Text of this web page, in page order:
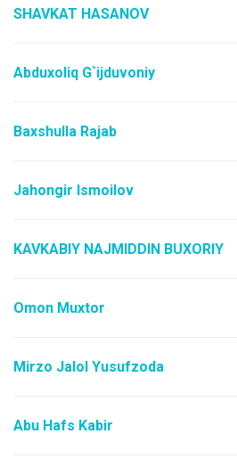
SHAVKAT HASANOV
Abduxoliq G`ijduvoniy
Baxshulla Rajab
Jahongir Ismoilov
KAVKABIY NAJMIDDIN BUXORIY
Omon Muxtor
Mirzo Jalol Yusufzoda
Abu Hafs Kabir